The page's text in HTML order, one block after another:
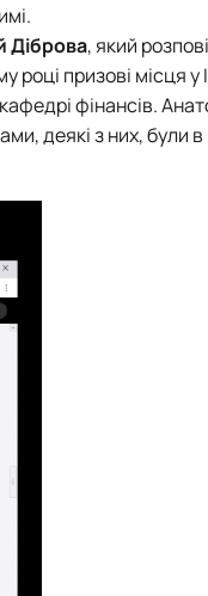
Діброва, який
призові місця у
фінансів.
деякі з них, були